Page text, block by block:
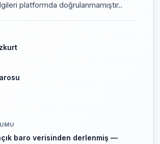
platformda doğrulanmamıştır..
baro verisinden derlenmiş —